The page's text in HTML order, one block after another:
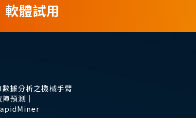
軟體試用
數據分析之機械手臂
障預測｜